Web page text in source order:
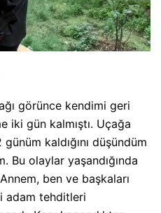
görünce kendimi geri
iki gün kalmıştı. Uçağa
kaldığını düşündüm
Bu olaylar yaşandığında
ben ve başkaları
adam tehditleri